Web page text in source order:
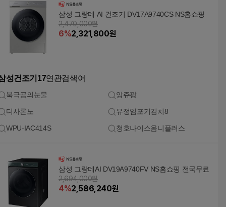
삼성 그랑데 AI 건조기 DV17A9740CS NS홈쇼핑
2,470,000원
6%2,321,800원
성건조기17연관검색어
북극곰의눈물 앙쥬팡
디사론노 유정임포기김치8
WPU-IAC414S 청호나이스옴니플러스
삼성 그랑데AI DV19A9740FV NS홈쇼핑 전국무료
2,694,000원
4%2,586,240원